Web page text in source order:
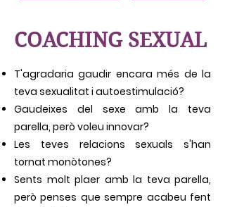
COACHING SEXUAL
T'agradaria gaudir encara més de la
teva sexualitat i autoestimulació?
Gaudeixes del sexe amb la teva
parella, però voleu innovar?
Les teves relacions sexuals s'han
tornat monòtones?
Sents molt plaer amb la teva parella,
però penses que sempre acabeu fent